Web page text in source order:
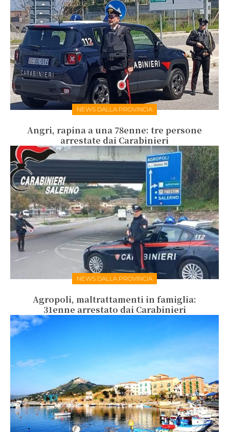
NEWS DALLA PROVINCIA
Angri, rapina a una 78enne: tre persone
arrestate dai Carabinieri
NEWS DALLA PROVINCIA
Agropoli, maltrattamenti in famiglia:
31enne arrestato dai Carabinieri